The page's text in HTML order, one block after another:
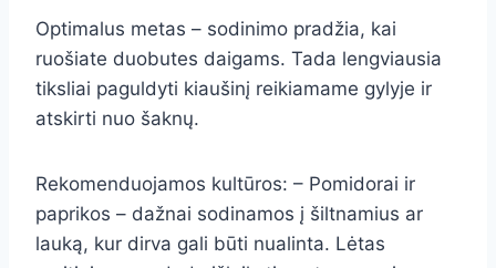
Optimalus metas – sodinimo pradžia, kai
ruošiate duobutes daigams. Tada lengviausia
tiksliai paguldyti kiaušinį reikiamame gylyje ir
atskirti nuo šaknų.
Rekomenduojamos kultūros: – Pomidorai ir
paprikos – dažnai sodinamos į šiltnamius ar
lauką, kur dirva gali būti nualinta. Lėtas